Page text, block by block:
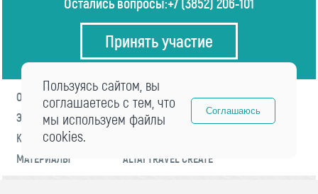
Принять участие
О ФОРУМЕ
ПРОГРАММА
ЭКСПЕРТЫ
НОВОСТИ
КОНТАКТЫ
МАТЕРИАЛЫ
ALTAI TRAVEL CREATE
Пользуясь сайтом, вы
соглашаетесь с тем, что
мы используем файлы
cookies.
Соглашаюсь